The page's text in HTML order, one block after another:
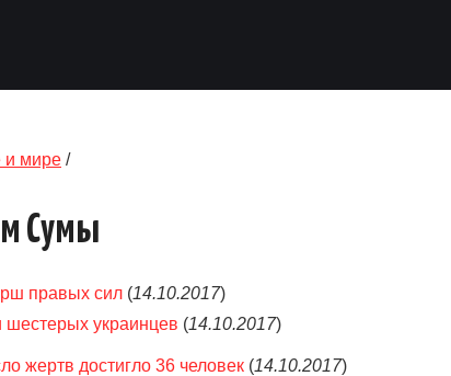
и мире /
Сумы
правых сил (14.10.2017)
украинцев (14.10.2017)
жертв достигло 36 человек (14.10.2017)